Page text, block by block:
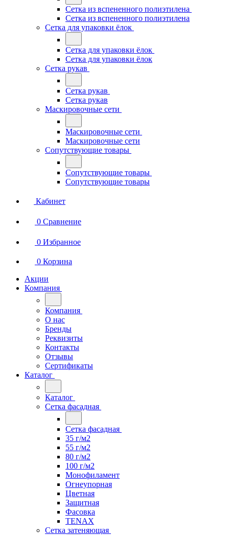
Сетка из вспененного полиэтилена
Сетка из вспененного полиэтилена
Сетка для упаковки ёлок
Сетка для упаковки ёлок
Сетка для упаковки ёлок
Сетка рукав
Сетка рукав
Сетка рукав
Маскировочные сети
Маскировочные сети
Маскировочные сети
Сопутствующие товары
Сопутствующие товары
Сопутствующие товары
Кабинет
0 Сравнение
0 Избранное
0 Корзина
Акции
Компания
Компания
О нас
Бренды
Реквизиты
Контакты
Отзывы
Сертификаты
Каталог
Каталог
Сетка фасадная
Сетка фасадная
35 г/м2
55 г/м2
80 г/м2
100 г/м2
Монофиламент
Огнеупорная
Цветная
Защитная
Фасовка
TENAX
Сетка затеняющая